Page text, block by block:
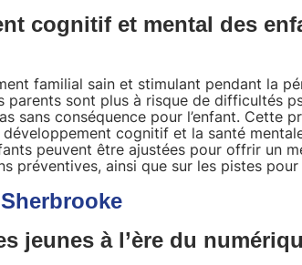
cognitif et mental des
familial sain et stimulant pendant la
sont plus à risque de difficultés
sans conséquence pour l’enfant. Cette
cognitif et la santé
peuvent être ajustées pour offrir un
préventives, ainsi que sur les pistes
jeunes à l’ère du